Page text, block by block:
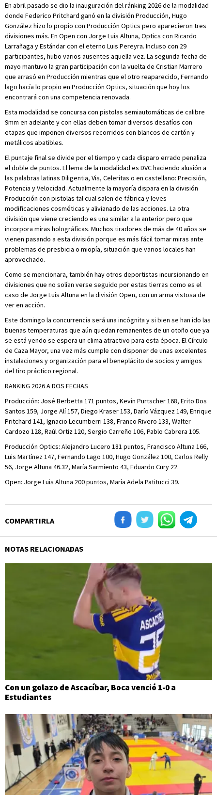
En abril pasado se dio la inauguración del ránking 2026 de la modalidad
donde Federico Pritchard ganó en la división Producción, Hugo
González hizo lo propio con Producción Optics pero aparecieron tres
divisiones más. En Open con Jorge Luis Altuna, Optics con Ricardo
Larrañaga y Estándar con el eterno Luis Pereyra. Incluso con 29
participantes, hubo varios ausentes aquella vez. La segunda fecha de
mayo mantuvo la gran participación con la vuelta de Cristian Marrero
que arrasó en Producción mientras que el otro reaparecido, Fernando
lago hacía lo propio en Producción Optics, situación que hoy los
encontrará con una competencia renovada.
Esta modalidad se concursa con pistolas semiautomáticas de calibre
9mm en adelante y con ellas deben tomar diversos desafíos con
etapas que imponen diversos recorridos con blancos de cartón y
metálicos abatibles.
El puntaje final se divide por el tiempo y cada disparo errado penaliza
el doble de puntos. El lema de la modalidad es DVC haciendo alusión a
las palabras latinas Diligentia, Vis, Celeritas o en castellano: Precisión,
Potencia y Velocidad. Actualmente la mayoría dispara en la división
Producción con pistolas tal cual salen de fábrica y leves
modificaciones cosméticas y alivianado de las acciones. La otra
división que viene creciendo es una similar a la anterior pero que
incorpora miras holográficas. Muchos tiradores de más de 40 años se
vienen pasando a esta división porque es más fácil tomar miras ante
problemas de presbicia o miopía, situación que varios locales han
aprovechado.
Como se mencionara, también hay otros deportistas incursionando en
divisiones que no solían verse seguido por estas tierras como es el
caso de Jorge Luis Altuna en la división Open, con un arma vistosa de
ver en acción.
Este domingo la concurrencia será una incógnita y si bien se han ido las
buenas temperaturas que aún quedan remanentes de un otoño que ya
se está yendo se espera un clima atractivo para esta época. El Círculo
de Caza Mayor, una vez más cumple con disponer de unas excelentes
instalaciones y organización para el beneplácito de socios y amigos
del tiro práctico regional.
RANKING 2026 A DOS FECHAS
Producción: José Berbetta 171 puntos, Kevin Purtscher 168, Erito Dos
Santos 159, Jorge Alí 157, Diego Kraser 153, Darío Vázquez 149, Enrique
Pritchard 141, Ignacio Lecumberri 138, Franco Rivero 133, Walter
Cardozo 128, Raúl Ortiz 120, Sergio Carreño 106, Pablo Cabrera 105.
Producción Optics: Alejandro Lucero 181 puntos, Francisco Altuna 166,
Luis Martínez 147, Fernando Lago 100, Hugo González 100, Carlos Relly
56, Jorge Altuna 46.32, María Sarmiento 43, Eduardo Cury 22.
Open: Jorge Luis Altuna 200 puntos, María Adela Patitucci 39.
COMPARTIRLA
NOTAS RELACIONADAS
Con un golazo de Ascacíbar, Boca venció 1-0 a
Estudiantes